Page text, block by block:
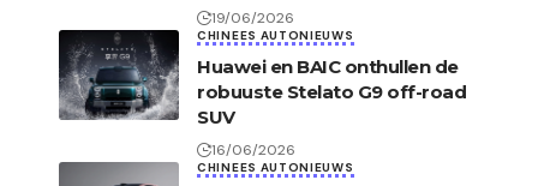
19/06/2026
CHINEES AUTONIEUWS
Huawei en BAIC onthullen de
robuuste Stelato G9 off-road
SUV
16/06/2026
CHINEES AUTONIEUWS